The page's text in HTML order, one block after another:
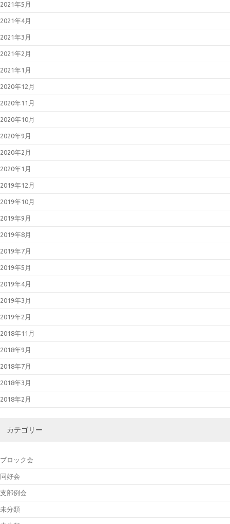
2021年5月
2021年4月
2021年3月
2021年2月
2021年1月
2020年12月
2020年11月
2020年10月
2020年9月
2020年2月
2020年1月
2019年12月
2019年10月
2019年9月
2019年8月
2019年7月
2019年5月
2019年4月
2019年3月
2019年2月
2018年11月
2018年9月
2018年7月
2018年3月
2018年2月
カテゴリー
ブロック会
同好会
支部例会
未分類